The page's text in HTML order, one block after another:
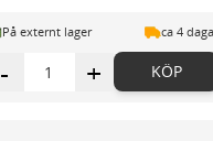
På externt lager ca 4
- + KÖP